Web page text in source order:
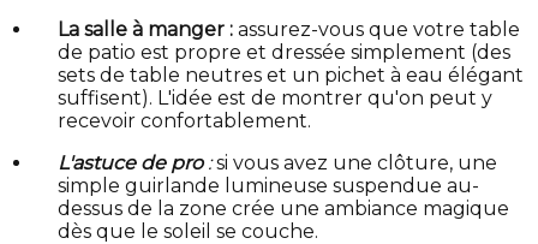
La salle à manger : assurez-vous que votre table
de patio est propre et dressée simplement (des
sets de table neutres et un pichet à eau élégant
suffisent). L'idée est de montrer qu'on peut y
recevoir confortablement.
L'astuce de pro:si vous avez une clôture, une
simple guirlande lumineuse suspendue au-
dessus de la zone crée une ambiance magique
dès que le soleil se couche.